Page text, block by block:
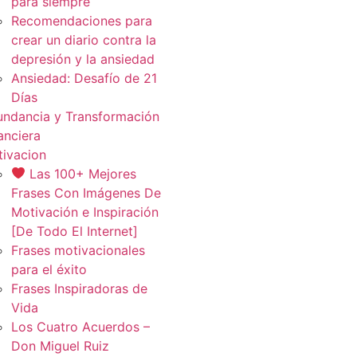
Recomendaciones para
crear un diario contra la
depresión y la ansiedad
Ansiedad: Desafío de 21
Días
y Transformación
Las 100+ Mejores
Frases Con Imágenes De
Motivación e Inspiración
[De Todo El Internet]
Frases motivacionales
para el éxito
Frases Inspiradoras de
Vida
Los Cuatro Acuerdos –
Don Miguel Ruiz